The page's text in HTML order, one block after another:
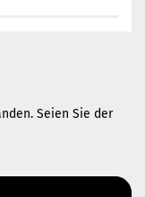
Seien Sie der